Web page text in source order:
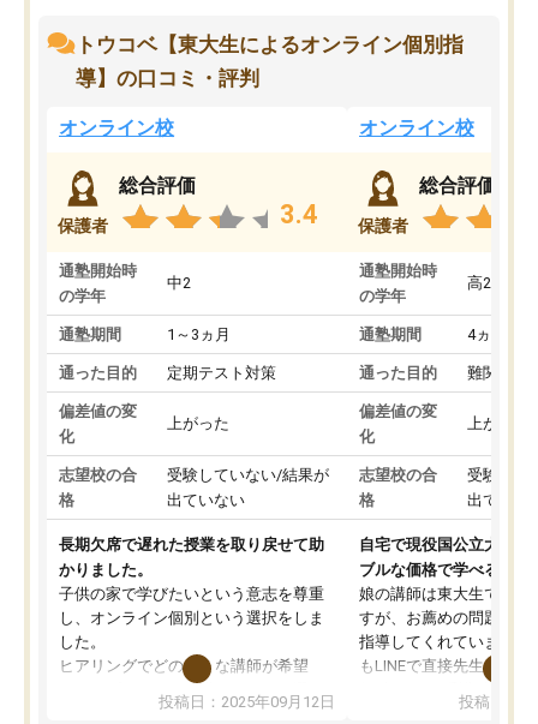
トウコベ【東大生によるオンライン個別指
導】の口コミ・評判
オンライン校
保護者
総合評価
3.4
通塾開始時
の学年
中2
通塾期間 1～3ヵ月
通った目的 定期テスト対策
偏差値の変
化
上がった
志望校の合
格
受験していない/結果が
出ていない
長期欠席で遅れた授業を取り戻せて助
かりました。
子供の家で学びたいという意志を尊重
し、オンライン個別という選択をしま
した。
ヒアリングでどのような講師が希望
か、オプションは付帯するかなど選ぶ
事が出来ました。
投稿日：2025年09月12日
オンライン校
保護者
総合評価
通塾開始時
の学年
高2
通塾期間 4ヵ月～1
通った目的 難関私立
偏差値の変
化
上がった
志望校の合
格
受験して
出ていな
自宅で現役国公立大学生
ブルな価格で学べる
娘の講師は東大生では無
すが、お薦めの問題集や
指導してくれています。
もLINEで直接先生に質問
めれるので、個人に合
投稿日：